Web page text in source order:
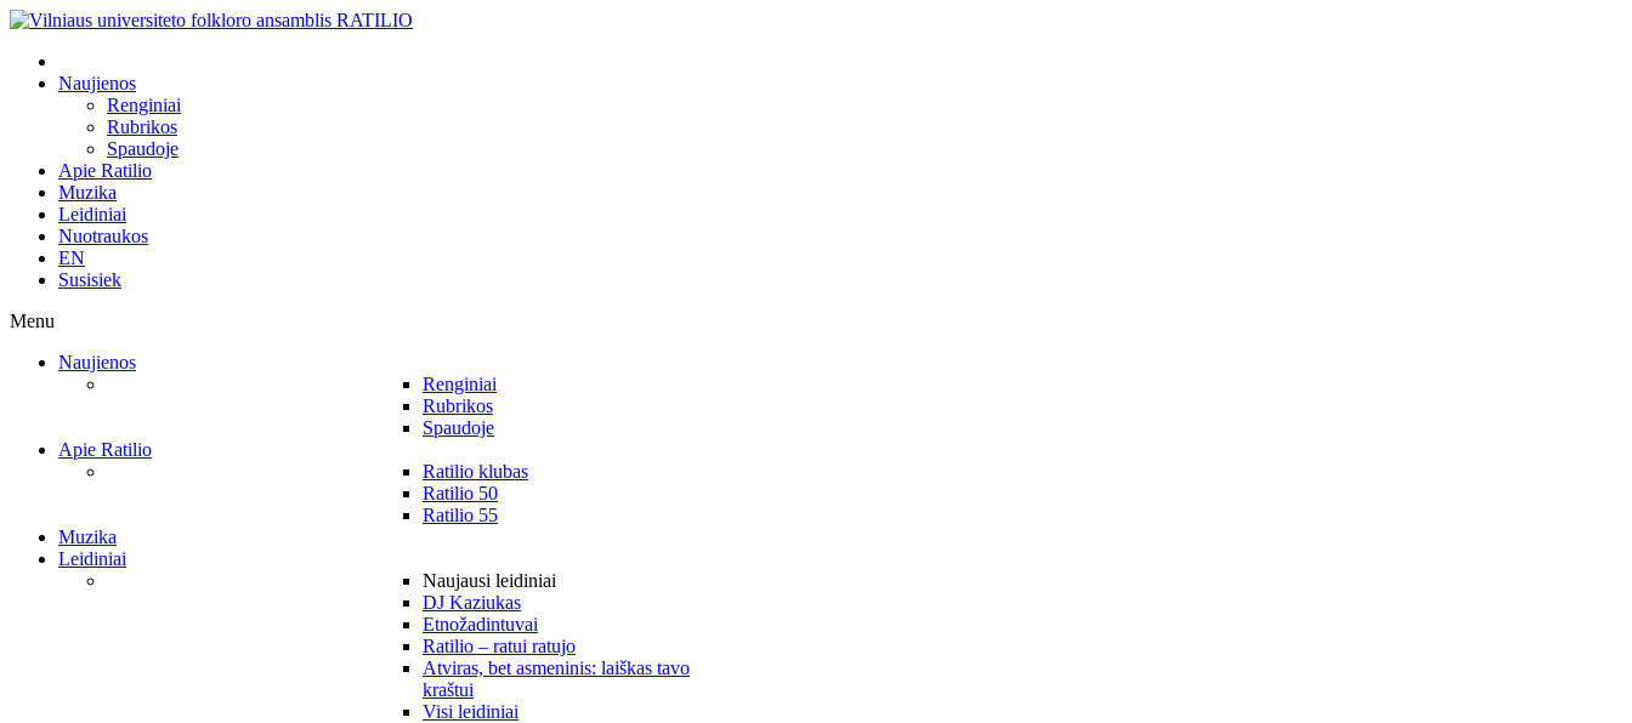
Naujienos
Renginiai
Rubrikos
Spaudoje
Apie Ratilio
Muzika
Leidiniai
Nuotraukos
EN
Susisiek
Menu
Naujienos
Renginiai
Rubrikos
Spaudoje
Apie Ratilio
Ratilio klubas
Ratilio 50
Ratilio 55
Muzika
Leidiniai
Naujausi leidiniai
DJ Kaziukas
Etnožadintuvai
Ratilio – ratui ratujo
Atviras, bet asmeninis: laiškas tavo
kraštui
Visi leidiniai